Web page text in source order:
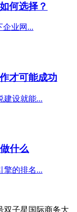
何选择？
企业网...
才可能成功
建设就能...
什么
擎的排名...
双子星国际商务大